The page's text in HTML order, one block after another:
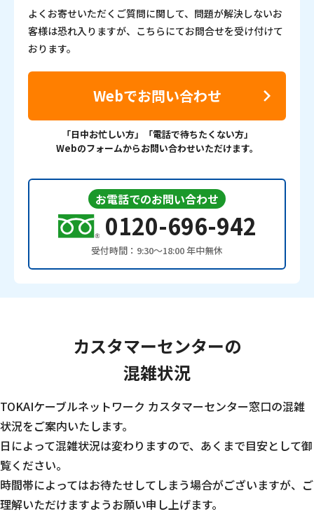
よくお寄せいただくご質問に関して、問題が解決しないお
客様は恐れ入りますが、こちらにてお問合せを受け付けて
おります。
Webでお問い合わせ
「日中お忙しい方」「電話で待ちたくない方」
Webのフォームからお問い合わせいただけます。
お電話でのお問い合わせ
0120-696-942
受付時間：9:30〜18:00 年中無休
カスタマーセンターの
混雑状況
TOKAIケーブルネットワーク カスタマーセンター窓口の混雑
状況をご案内いたします。
日によって混雑状況は変わりますので、あくまで目安として御
覧ください。
時間帯によってはお待たせしてしまう場合がございますが、ご
理解いただけますようお願い申し上げます。